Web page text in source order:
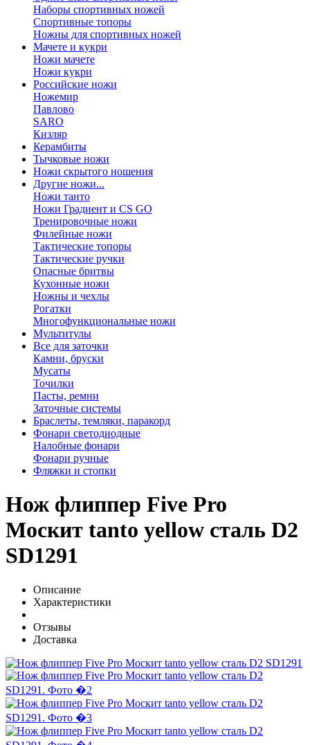
Наборы спортивных ножей
Спортивные топоры
Ножны для спортивных ножей
Мачете и кукри
Ножи мачете
Ножи кукри
Российские ножи
Ножемир
Павлово
SARO
Кизляр
Керамбиты
Тычковые ножи
Ножи скрытого ношения
Другие ножи...
Ножи танто
Ножи Градиент и CS GO
Тренировочные ножи
Филейные ножи
Тактические топоры
Тактические ручки
Опасные бритвы
Кухонные ножи
Ножны и чехлы
Рогатки
Многофункциональные ножи
Мультитулы
Все для заточки
Камни, бруски
Мусаты
Точилки
Пасты, ремни
Заточные системы
Браслеты, темляки, паракорд
Фонари светодиодные
Налобные фонари
Фонари ручные
Фляжки и стопки
Нож флиппер Five Pro
Москит tanto yellow сталь D2
SD1291
Описание
Характеристики
Отзывы
Доставка